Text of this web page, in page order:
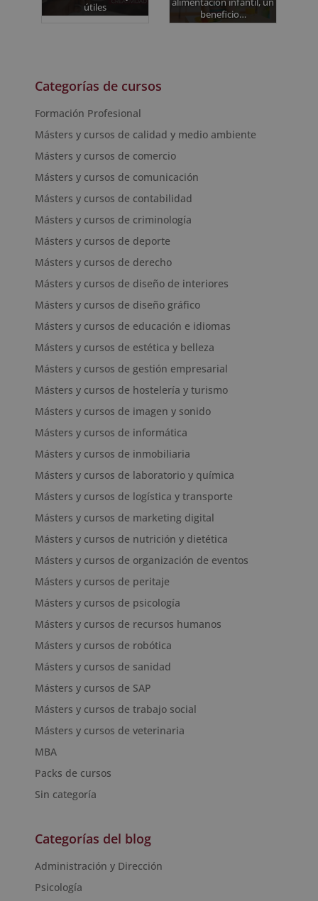
útiles
alimentación infantil, un
beneficio…
Categorías de cursos
Formación Profesional
Másters y cursos de calidad y medio ambiente
Másters y cursos de comercio
Másters y cursos de comunicación
Másters y cursos de contabilidad
Másters y cursos de criminología
Másters y cursos de deporte
Másters y cursos de derecho
Másters y cursos de diseño de interiores
Másters y cursos de diseño gráfico
Másters y cursos de educación e idiomas
Másters y cursos de estética y belleza
Másters y cursos de gestión empresarial
Másters y cursos de hostelería y turismo
Másters y cursos de imagen y sonido
Másters y cursos de informática
Másters y cursos de inmobiliaria
Másters y cursos de laboratorio y química
Másters y cursos de logística y transporte
Másters y cursos de marketing digital
Másters y cursos de nutrición y dietética
Másters y cursos de organización de eventos
Másters y cursos de peritaje
Másters y cursos de psicología
Másters y cursos de recursos humanos
Másters y cursos de robótica
Másters y cursos de sanidad
Másters y cursos de SAP
Másters y cursos de trabajo social
Másters y cursos de veterinaria
MBA
Packs de cursos
Sin categoría
Categorías del blog
Administración y Dirección
Psicología